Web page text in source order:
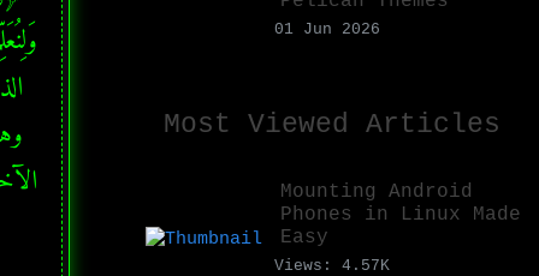
01 Jun 2026
Most Viewed Articles
Mounting Android
Phones in Linux Made
Easy
Views: 4.57K